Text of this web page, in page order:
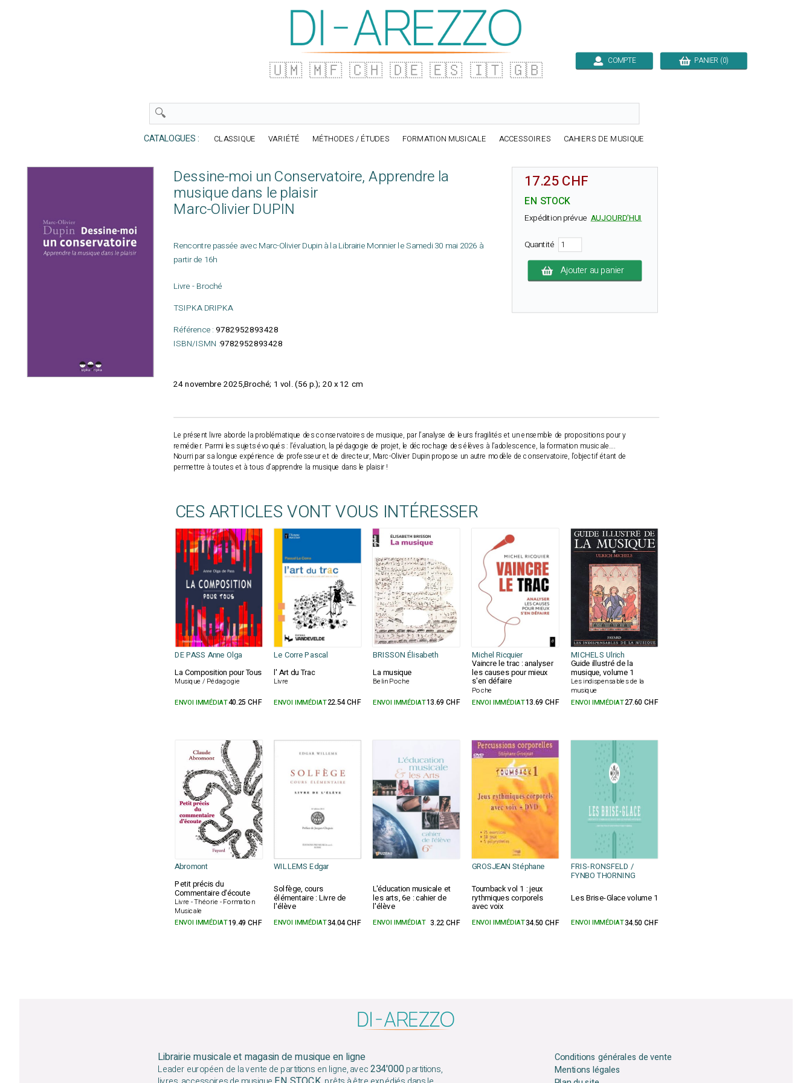
🇺🇲 🇲🇫 🇨🇭 🇩🇪 🇪🇸 🇮🇹 🇬🇧 COMPTE PANIER (0)
CATALOGUES : CLASSIQUE VARIÉTÉ MÉTHODES / ÉTUDES FORMATION MUSICALE ACCESSOIRES CAHIERS DE MUSIQUE
Dessine-moi un Conservatoire, Apprendre la
musique dans le plaisir
Marc-Olivier DUPIN
Rencontre passée avec Marc-Olivier Dupin à la Librairie Monnier le Samedi 30 mai 2026 à
partir de 16h
Livre - Broché
TSIPKA DRIPKA
Référence : 9782952893428
ISBN/ISMN :9782952893428
24 novembre 2025,Broché; 1 vol. (56 p.); 20 x 12 cm
17.25 CHF
EN STOCK
Expédition prévueAUJOURD'HUI
Quantité
Ajouter au panier
Le présent livre aborde la problématique des conservatoires de musique, par l’analyse de leurs fragilités et un ensemble de propositions pour y
remédier. Parmi les sujets évoqués : l’évaluation, la pédagogie de projet, le décrochage des élèves à l’adolescence, la formation musicale….
Nourri par sa longue expérience de professeur et de directeur, Marc-Olivier Dupin propose un autre modèle de conservatoire, l’objectif étant de
permettre à toutes et à tous d’apprendre la musique dans le plaisir !
CES ARTICLES VONT VOUS INTÉRESSER
DE PASS Anne Olga Le Corre Pascal BRISSON Élisabeth Michel Ricquier MICHELS Ulrich
La Composition pour Tous
Musique / Pédagogie
l' Art du Trac
Livre
La musique
Belin Poche
Vaincre le trac : analyser
les causes pour mieux
s'en défaire
Poche
Guide illustré de la
musique, volume 1
Les indispensables de la
musique
ENVOI IMMÉDIAT40.25 CHF ENVOI IMMÉDIAT22.54 CHF ENVOI IMMÉDIAT13.69 CHF ENVOI IMMÉDIAT13.69 CHF ENVOI IMMÉDIAT27.60 CHF
Abromont WILLEMS Edgar GROSJEAN Stéphane FRIS-RONSFELD /
FYNBO THORNING
Petit précis du
Commentaire d'écoute
Livre - Théorie - Formation
Musicale
Solfège, cours
élémentaire : Livre de
l'élève
L'éducation musicale et
les arts, 6e : cahier de
l'élève
Toumback vol 1 : jeux
rythmiques corporels
avec voix
Les Brise-Glace volume 1
ENVOI IMMÉDIAT19.49 CHF ENVOI IMMÉDIAT34.04 CHF ENVOI IMMÉDIAT 3.22 CHF ENVOI IMMÉDIAT34.50 CHF ENVOI IMMÉDIAT34.50 CHF
Librairie musicale et magasin de musique en ligne
Leader européen de la vente de partitions en ligne, avec234'000partitions,
Conditions générales de vente
Mentions légales